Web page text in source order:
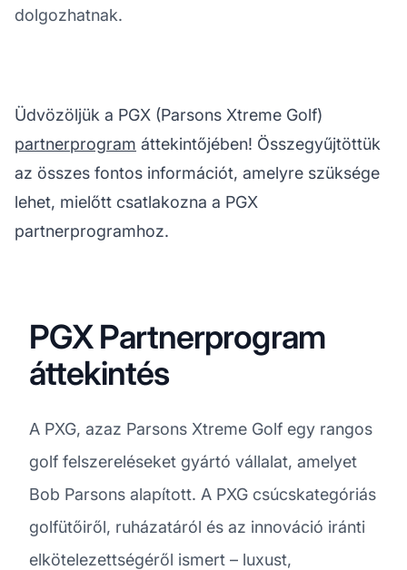
dolgozhatnak.
Üdvözöljük a PGX (Parsons Xtreme Golf)
partnerprogram áttekintőjében! Összegyűjtöttük
az összes fontos információt, amelyre szüksége
lehet, mielőtt csatlakozna a PGX
partnerprogramhoz.
PGX Partnerprogram
áttekintés
A PXG, azaz Parsons Xtreme Golf egy rangos
golf felszereléseket gyártó vállalat, amelyet
Bob Parsons alapított. A PXG csúcskategóriás
golfütőiről, ruházatáról és az innováció iránti
elkötelezettségéről ismert – luxust,